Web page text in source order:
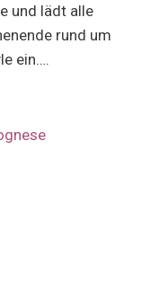
und lädt alle
rund um
ein….